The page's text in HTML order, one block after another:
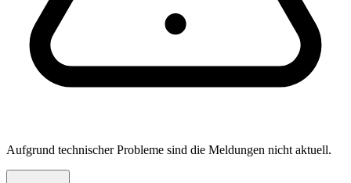
Aufgrund technischer Probleme sind die Meldungen nicht aktuell.